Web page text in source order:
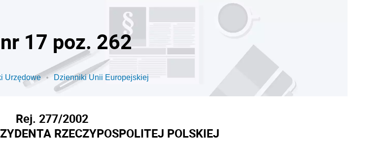
17 poz. 262
Urzędowe Dzienniki Unii Europejskiej
Rej. 277/2002
RZECZYPOSPOLITEJ POLSKIEJ